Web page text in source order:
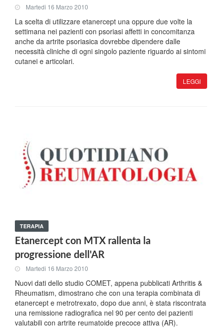
Martedi 16 Marzo 2010
La scelta di utilizzare etanercept una oppure due volte la
settimana nei pazienti con psoriasi affetti in concomitanza
anche da artrite psoriasica dovrebbe dipendere dalle
necessità cliniche di ogni singolo paziente riguardo ai sintomi
cutanei e articolari.
LEGGI
TERAPIA
Etanercept con MTX rallenta la
progressione dell'AR
Martedi 16 Marzo 2010
Nuovi dati dello studio COMET, appena pubblicati Arthritis &
Rheumatism, dimostrano che con una terapia combinata di
etanercept e metrotrexato, dopo due anni, è stata riscontrata
una remissione radiografica nel 90 per cento dei pazienti
valutabili con artrite reumatoide precoce attiva (AR).